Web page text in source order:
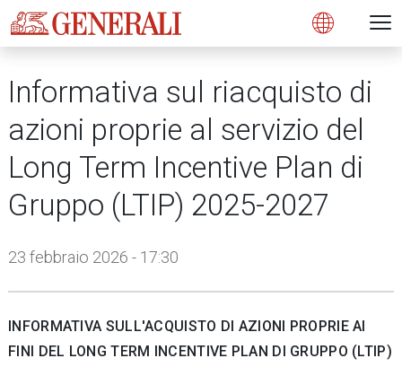
Open
Informativa sul riacquisto di
azioni proprie al servizio del
Long Term Incentive Plan di
Gruppo (LTIP) 2025-2027
23 febbraio 2026 - 17:30
INFORMATIVA SULL'ACQUISTO DI AZIONI PROPRIE AI
FINI DEL LONG TERM INCENTIVE PLAN DI GRUPPO (LTIP)